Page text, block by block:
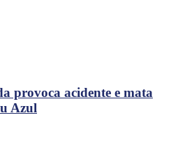
provoca acidente e mata
Azul